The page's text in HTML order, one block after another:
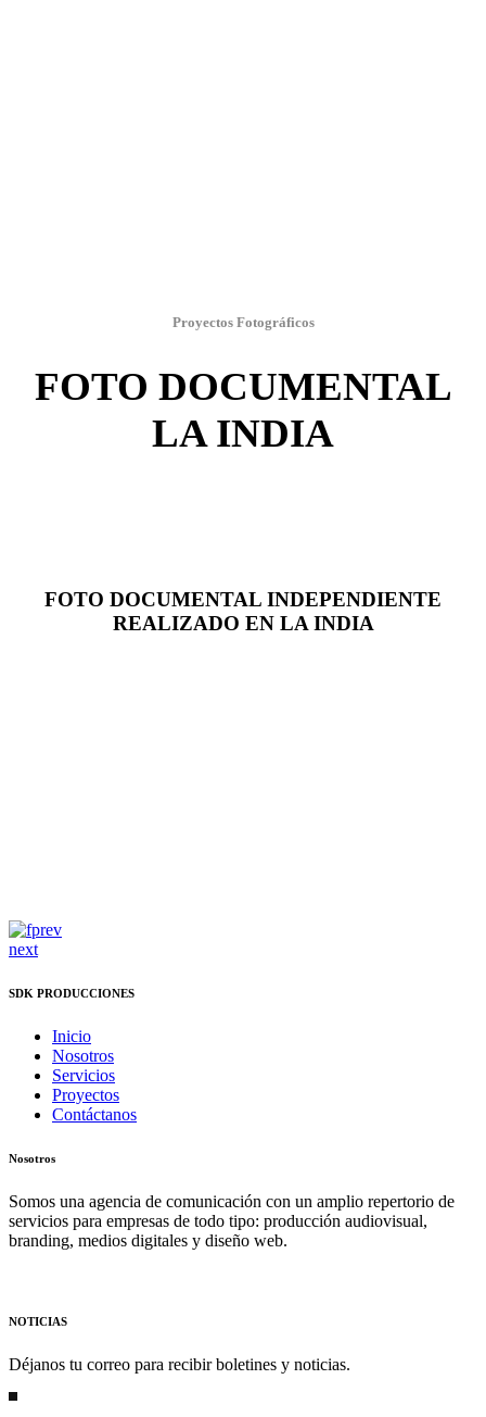
Proyectos Fotográficos
FOTO DOCUMENTAL
LA INDIA
FOTO DOCUMENTAL INDEPENDIENTE
REALIZADO EN LA INDIA
prev
next
SDK PRODUCCIONES
Inicio
Nosotros
Servicios
Proyectos
Contáctanos
Nosotros
Somos una agencia de comunicación con un amplio repertorio de
servicios para empresas de todo tipo: producción audiovisual,
branding, medios digitales y diseño web.
NOTICIAS
Déjanos tu correo para recibir boletines y noticias.